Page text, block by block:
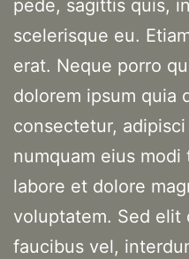
pede, sagittis quis,
scelerisque eu.
erat. Neque porro
dolorem ipsum quia
consectetur,
numquam eius
labore et dolore
voluptatem. Sed elit
faucibus vel,